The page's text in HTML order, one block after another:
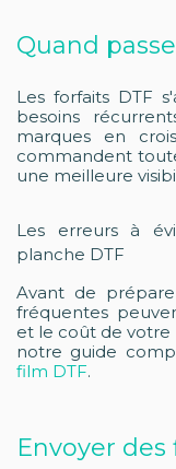
Quand
Les forfaits DTF
besoins
marques en
commandent
une meilleure
Les erreurs à
planche DTF
Avant de
fréquentes
et le coût de votre
notre guide
film DTF.
Envoyer